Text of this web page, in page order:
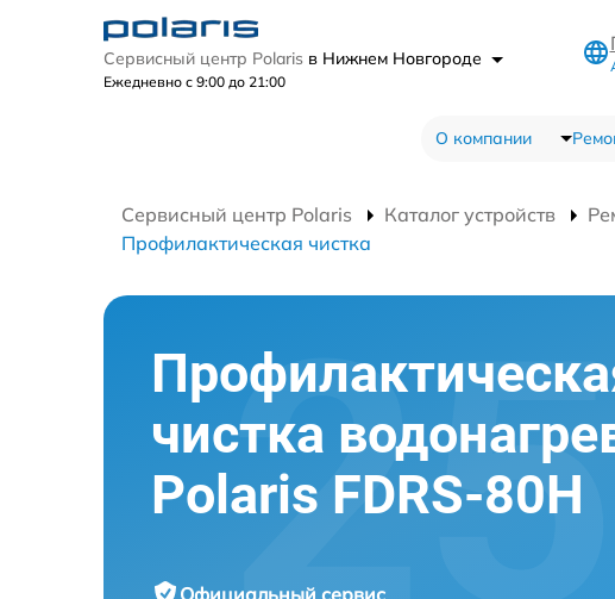
Сервисный центр Polaris в Нижнем Новгороде
Ежедневно с 9:00 до 21:00
О компании
Сервисный центр Polaris Каталог устройств
Профилактическая чистка
чистка
Polaris FDRS-80H
Официальный сервис